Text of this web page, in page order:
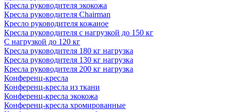
Кресла руководителя экокожа
Кресла руководителя Chairman
Кресло руководителя кожаное
Кресла руководителя с нагрузкой до 150 кг
С нагрузкой до 120 кг
Кресла руководителя 180 кг нагрузка
Кресла руководителя 130 кг нагрузка
Кресла руководителя 200 кг нагрузка
Конференц-кресла
Конференц-кресла из ткани
Конференц-кресла экокожа
Конференц-кресла хромированные